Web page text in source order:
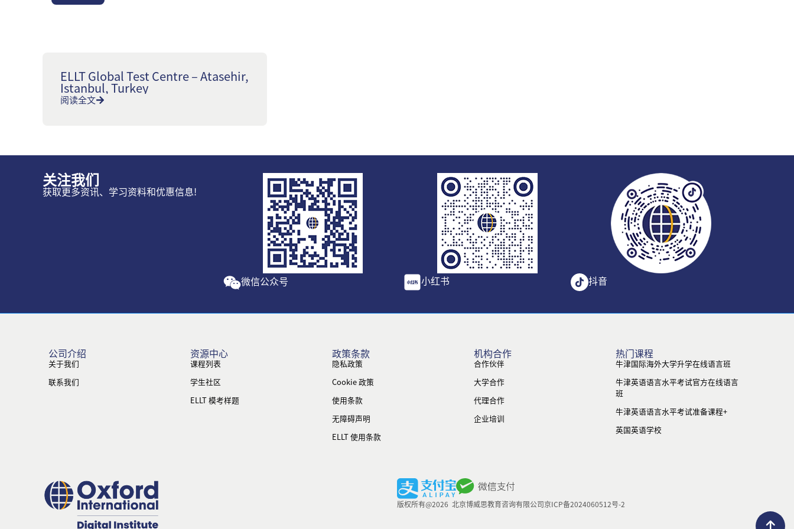
ELLT Global Test Centre – Atasehir,
Istanbul, Turkey
阅读全文
关注我们
获取更多资讯、学习资料和优惠信息!
微信公众号 小红书 抖音
公司介绍
关于我们
联系我们
资源中心
课程列表
学生社区
ELLT 模考样题
政策条款
隐私政策
Cookie 政策
使用条款
无障碍声明
ELLT 使用条款
机构合作
合作伙伴
大学合作
代理合作
企业培训
热门课程
牛津国际海外大学升学在线语言班
牛津英语语言水平考试官方在线语言
班
牛津英语语言水平考试准备课程+
英国英语学校
版权所有@2026 北京博威思教育咨询有限公司京ICP备2024060512号-2